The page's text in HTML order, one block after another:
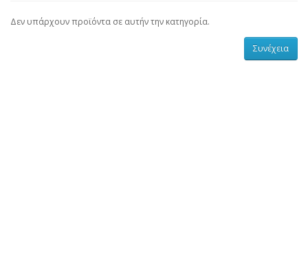
Δεν υπάρχουν προϊόντα σε αυτήν την κατηγορία.
Συνέχεια